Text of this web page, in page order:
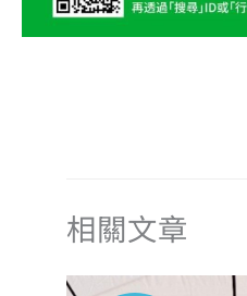
相關文章